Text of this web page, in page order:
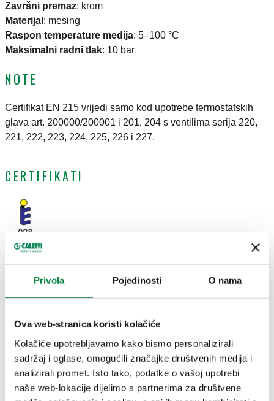
Privola Pojedinosti O nama
Ova web-stranica koristi kolačiće
Kolačiće upotrebljavamo kako bismo personalizirali
sadržaj i oglase, omogućili značajke društvenih medija i
analizirali promet. Isto tako, podatke o vašoj upotrebi
naše web-lokacije dijelimo s partnerima za društvene
Završni premaz: krom
Materijal : mesing
Raspon temperature medija: 5–100 °C
Maksimalni radni tlak: 10 bar
NOTE
Certifikat EN 215 vrijedi samo kod upotrebe termostatskih
glava art. 200000/200001 i 201, 204 s ventilima serija 220,
221, 222, 223, 224, 225, 226 i 227.
CERTIFIKATI
CRTEŽI I SPECIFIKACIJE
dijela
radijator
Priključak za cijev
221302
G 3/8" A (ISO
228-1) M
ravni
Rp 3/8" (EN
10226-1) Ž
1,09 m³/h